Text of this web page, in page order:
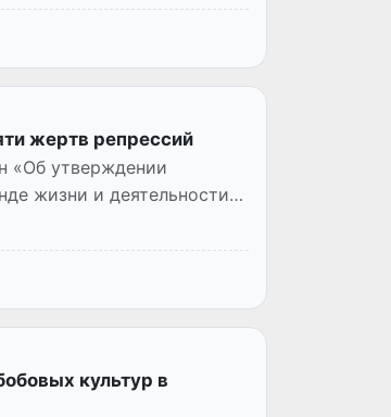
жертв репрессий
«Об утверждении
жизни и деятельности
культур в